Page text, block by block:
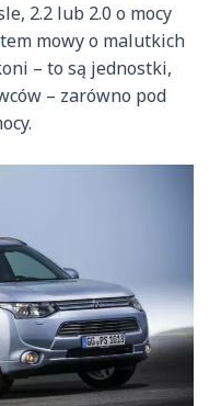
2.2 lub 2.0 o mocy
mowy o malutkich
– to są jednostki,
– zarówno pod